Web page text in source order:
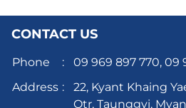
CONTACT US
Phone : 09 969 897 770, 09
Address :
22, Kyant Khaing
Qtr, Taunggyi,